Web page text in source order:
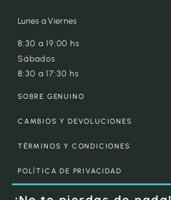
Lunes a Viernes
8:30 a 19:00 hs
Sábados
8:30 a 17:30 hs
SOBRE GENUINO
CAMBIOS Y DEVOLUCIONES
TÉRMINOS Y CONDICIONES
POLÍTICA DE PRIVACIDAD